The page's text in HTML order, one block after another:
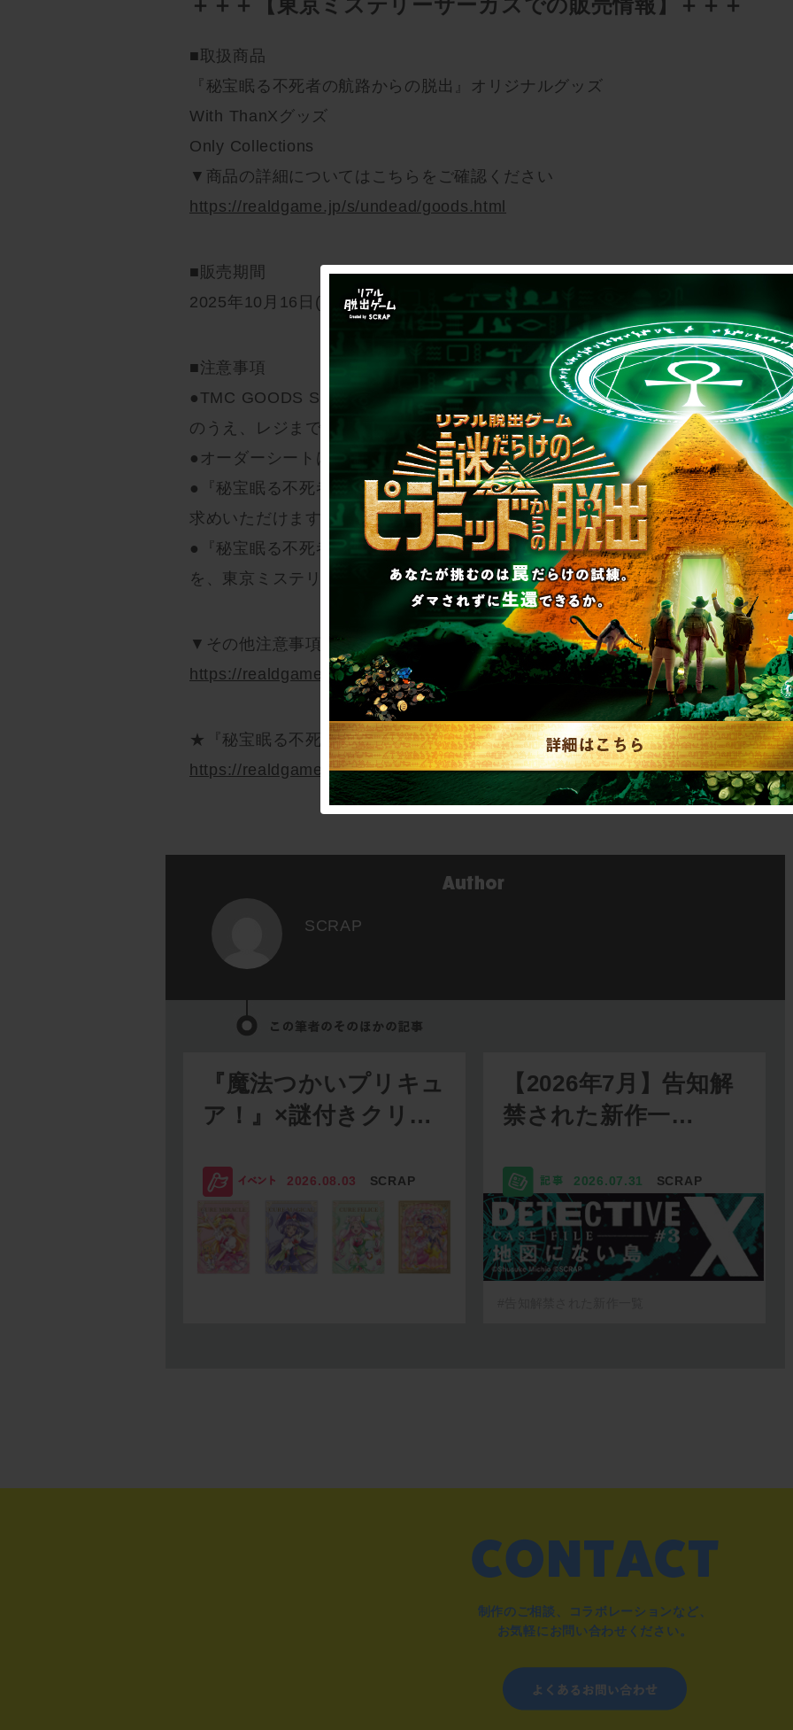
＋＋＋【東京ミステリーサーカスでの販売情報】＋＋＋
■取扱商品
『秘宝眠る不死者の航路からの脱出』オリジナルグッズ
With ThanXグッズ
Only Collections
▼商品の詳細についてはこちらをご確認ください
https://realdgame.jp/s/undead/goods.html
■販売期間
2025年10月16日(木)～2025年12月14日(日)
■注意事項
●TMC GOODS SHOPに設置されているオーダーシートをお1人様1枚ご記入
のうえ、レジまでお持ちください。
●オーダーシートは1日につきお1人様1枚までの配布となります。
●『秘宝眠る不死者の航路からの脱出』のチケットをお持ちでない方でもお
求めいただけます。
●『秘宝眠る不死者の航路からの脱出』開催会場で配布している購入者特典
を、東京ミステリーサーカスで購入の方にも配布いたします。
▼その他注意事項についてはこちらをご確認ください
https://realdgame.jp/s/undead/goods.html
★『秘宝眠る不死者の航路からの脱出』詳細はこちら
https://realdgame.jp/s/undead/
SCRAP
『魔法つかいプリキュ
ア！』×謎付きクリ…
2026.08.03 SCRAP
【2026年7月】告知解
禁された新作一…
2026.07.31 SCRAP
制作のご相談、コラボレーションなど、
お気軽にお問い合わせください。